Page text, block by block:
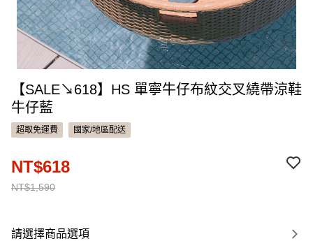
【SALE↘618】HS 單寧牛仔布紋交叉繞帶涼鞋
牛仔藍
超取免運費 國家/地區配送
NT$1,590
NT$618
請選擇商品選項